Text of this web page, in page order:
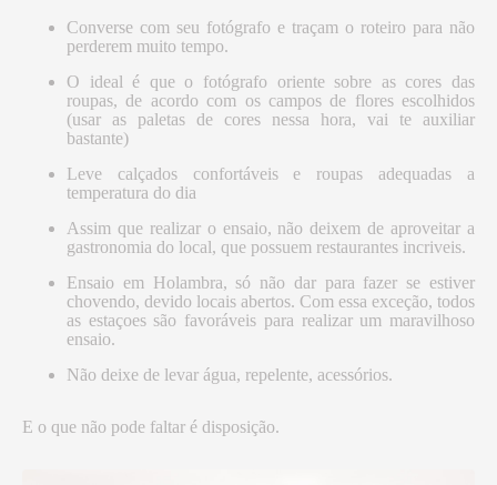
Converse com seu fotógrafo e traçam o roteiro para não
perderem muito tempo.
O ideal é que o fotógrafo oriente sobre as cores das
roupas, de acordo com os campos de flores escolhidos
(usar as paletas de cores nessa hora, vai te auxiliar
bastante)
Leve calçados confortáveis e roupas adequadas a
temperatura do dia
Assim que realizar o ensaio, não deixem de aproveitar a
gastronomia do local, que possuem restaurantes incriveis.
Ensaio em Holambra, só não dar para fazer se estiver
chovendo, devido locais abertos. Com essa exceção, todos
as estaçoes são favoráveis para realizar um maravilhoso
ensaio.
Não deixe de levar água, repelente, acessórios.
E o que não pode faltar é disposição.